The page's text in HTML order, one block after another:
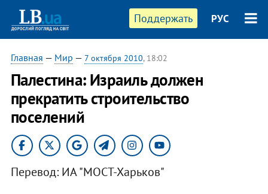
Поддержать РУС
Главная — Мир — 7 октября 2010, 18:02
Палестина: Израиль должен
прекратить строительство
поселений
Перевод: ИА "МОСТ-Харьков"